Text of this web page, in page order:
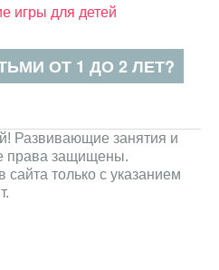
игры для детей
ОТ 1 ДО 2 ЛЕТ?
Развивающие занятия и
права защищены.
только с указанием